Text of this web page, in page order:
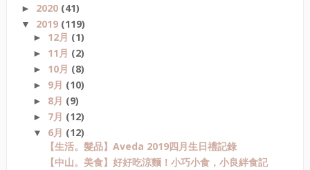
► 2020 (41)
▼ 2019 (119)
► 12月 (1)
► 11月 (2)
► 10月 (8)
► 9月 (10)
► 8月 (9)
► 7月 (12)
▼ 6月 (12)
【生活。髮品】Aveda 2019四月生日禮記錄
【中山。美食】好好吃涼麵！小巧小食，小良絆食記